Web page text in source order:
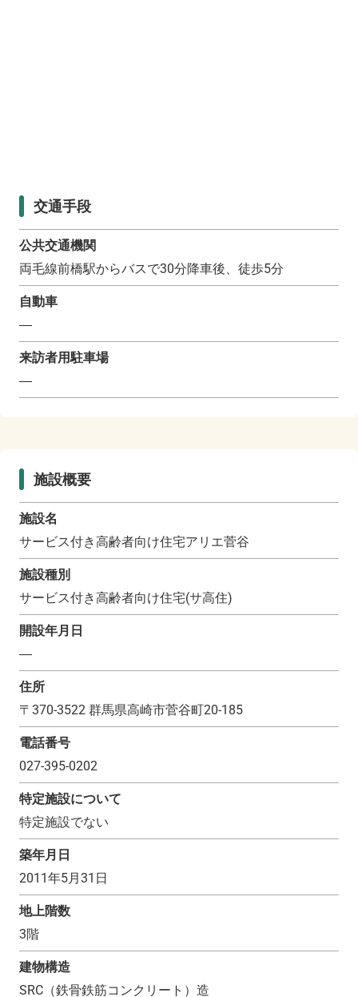
交通手段
公共交通機関
両毛線前橋駅からバスで30分降車後、徒歩5分
自動車
―
来訪者用駐車場
―
施設概要
施設名
サービス付き高齢者向け住宅アリエ菅谷
施設種別
サービス付き高齢者向け住宅(サ高住)
開設年月日
―
住所
〒 370-3522 群馬県高崎市菅谷町20-185
電話番号
027-395-0202
特定施設について
特定施設でない
築年月日
2011年5月31日
地上階数
3階
建物構造
SRC（鉄骨鉄筋コンクリート）造